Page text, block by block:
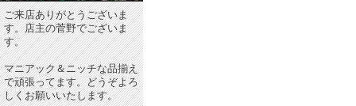
ご来店ありがとうございま
す。店主の菅野でございま
す。
マニアック＆ニッチな品揃え
で頑張ってます。どうぞよろ
しくお願いいたします。